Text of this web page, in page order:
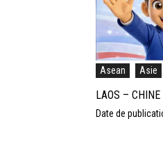
Asean Asie
LAOS –
Date de